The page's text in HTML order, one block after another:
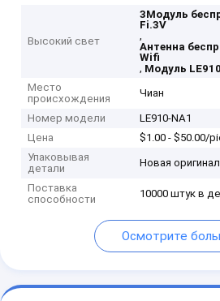
Высокий свет
3Модуль
Fi.3V
,
Антенна
Wifi
, Модуль
Место
происхождения
Чиан
Номер модели
LE910-NA1
Цена
$1.00 - $50.00/
Упаковывая
детали
Новая
Поставка
способности
10000 штук в
Осмотрите